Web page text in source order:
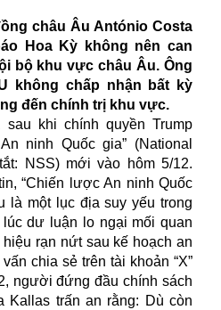
châu Âu António Costa
Hoa Kỳ không nên can
bộ khu vực châu Âu. Ông
không chấp nhận bất kỳ
đến chính trị khu vực.
khi chính quyền Trump
ninh Quốc gia” (National
NSS) mới vào hôm 5/12.
“Chiến lược An ninh Quốc
là một lục địa suy yếu trong
dư luận lo ngại mối quan
rạn nứt sau kế hoạch an
chia sẻ trên tài khoản “X”
người đứng đầu chính sách
Kallas trấn an rằng: Dù còn